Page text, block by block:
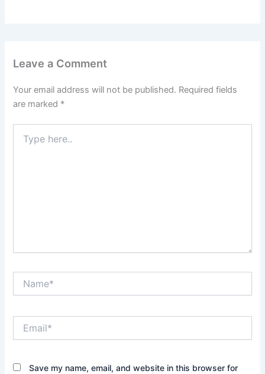
Leave a Comment
Your email address will not be published. Required fields
are marked *
here..
Save my name, email, and website in this browser for